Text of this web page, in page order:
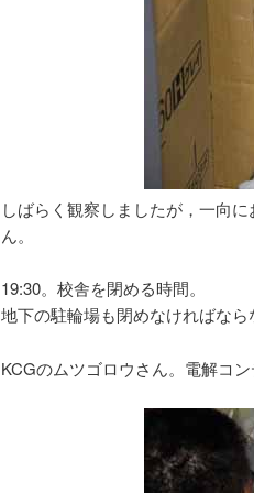
しばらく観察しましたが，一向
ん。
19:30。校舎を閉める時間。
地下の駐輪場も閉めなければな
KCGのムツゴロウさん。電解コ